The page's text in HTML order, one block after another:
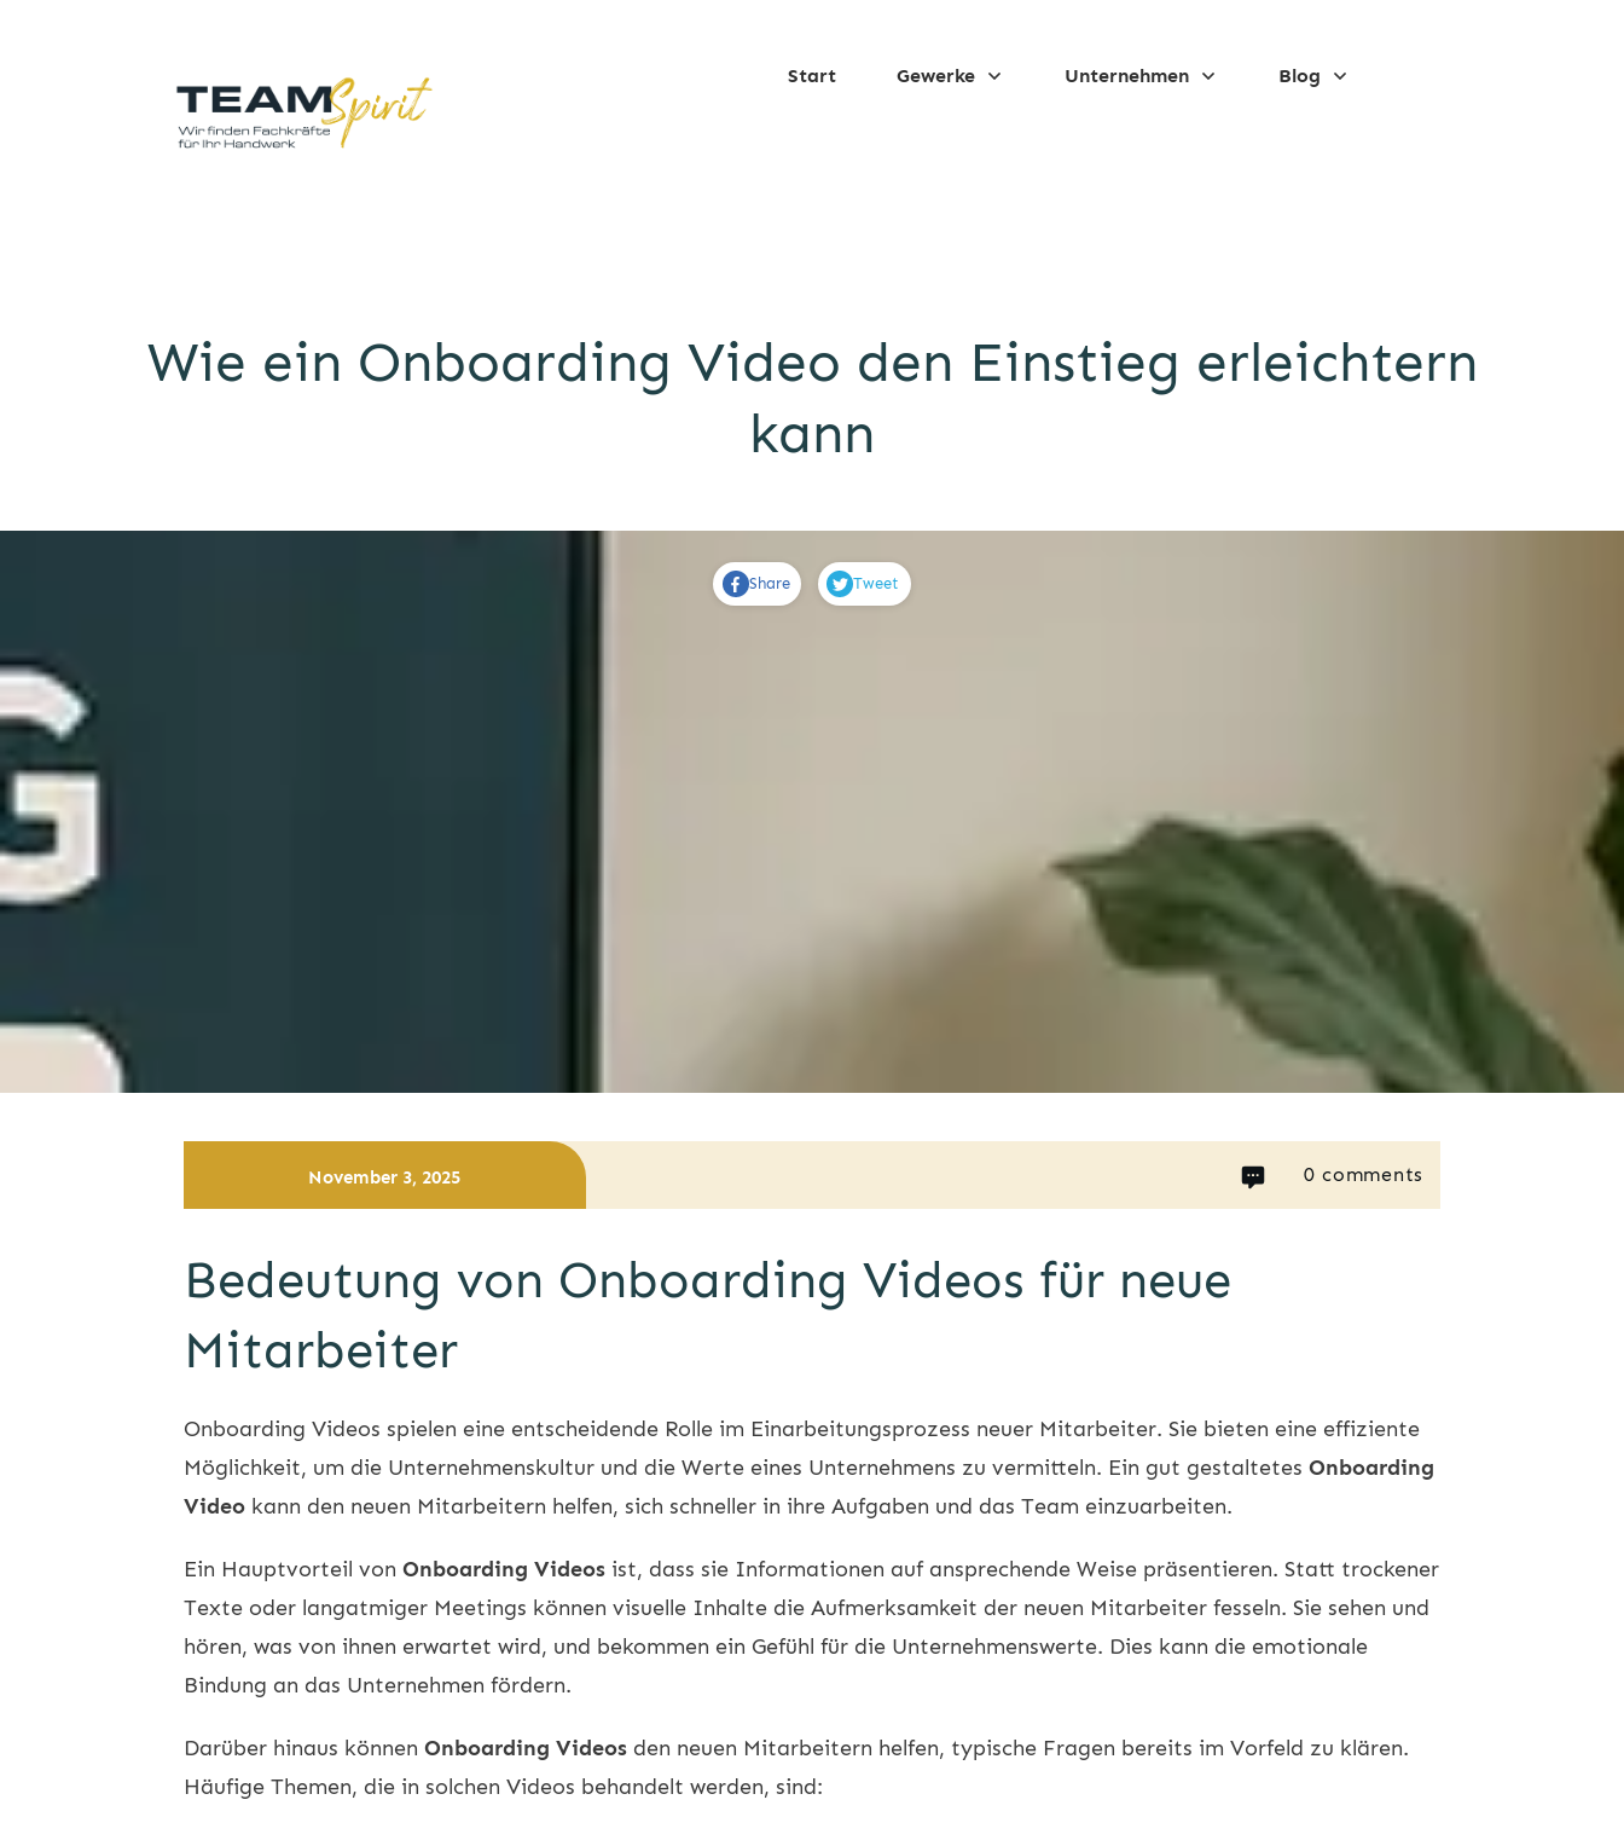
Start Gewerke Unternehmen Blog
Wie ein Onboarding Video den Einstieg erleichtern
kann
Share Tweet
November 3, 2025 0 comments
Bedeutung von Onboarding Videos für neue
Mitarbeiter
Onboarding Videos spielen eine entscheidende Rolle im Einarbeitungsprozess neuer Mitarbeiter. Sie bieten eine effiziente
Möglichkeit, um die Unternehmenskultur und die Werte eines Unternehmens zu vermitteln. Ein gut gestaltetes Onboarding
Video kann den neuen Mitarbeitern helfen, sich schneller in ihre Aufgaben und das Team einzuarbeiten.
Ein Hauptvorteil von Onboarding Videos ist, dass sie Informationen auf ansprechende Weise präsentieren. Statt trockener
Texte oder langatmiger Meetings können visuelle Inhalte die Aufmerksamkeit der neuen Mitarbeiter fesseln. Sie sehen und
hören, was von ihnen erwartet wird, und bekommen ein Gefühl für die Unternehmenswerte. Dies kann die emotionale
Bindung an das Unternehmen fördern.
Darüber hinaus können Onboarding Videos den neuen Mitarbeitern helfen, typische Fragen bereits im Vorfeld zu klären.
Häufige Themen, die in solchen Videos behandelt werden, sind: